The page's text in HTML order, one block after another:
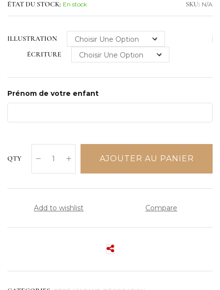
ÉTAT DU STOCK: En stock SKU: N/A
ILLUSTRATION
ÉCRITURE
Prénom de votre enfant
QTY AJOUTER AU PANIER
Add to wishlist Compare